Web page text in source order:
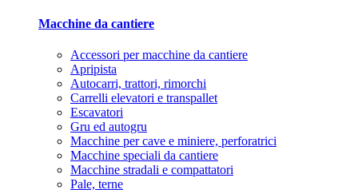
Macchine da cantiere
Accessori per macchine da cantiere
Apripista
Autocarri, trattori, rimorchi
Carrelli elevatori e transpallet
Escavatori
Gru ed autogru
Macchine per cave e miniere, perforatrici
Macchine speciali da cantiere
Macchine stradali e compattatori
Pale, terne